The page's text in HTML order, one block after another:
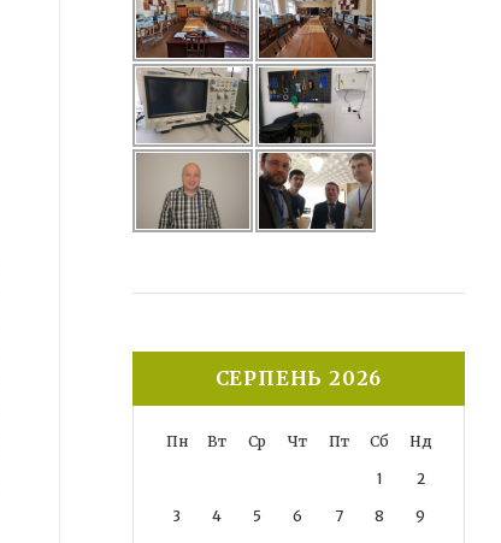
СЕРПЕНЬ 2026
Пн Вт Ср Чт Пт Сб Нд
1 2
3 4 5 6 7 8 9